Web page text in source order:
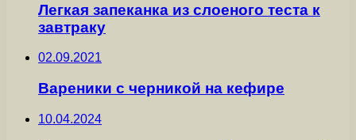
Легкая запеканка из слоеного теста к
завтраку
02.09.2021
Вареники с черникой на кефире
10.04.2024